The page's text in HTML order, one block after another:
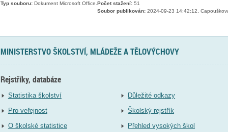
Typ souboru:Dokument Microsoft Office. Počet stažení:51
Soubor publikován:2024-09-23 14:42:12,
MINISTERSTVO ŠKOLSTVÍ, MLÁDEŽE A TĚLOVÝCHOVY
Rejstříky, databáze
Statistika školství
Pro veřejnost
O školské statistice
Důležité odkazy
Školský rejstřík
Přehled vysokých škol